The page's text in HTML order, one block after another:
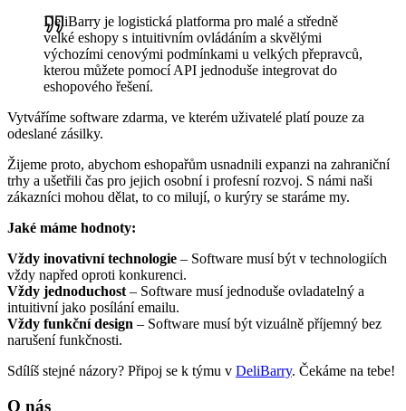
DeliBarry je logistická platforma pro malé a středně
velké eshopy s intuitivním ovládáním a skvělými
výchozími cenovými podmínkami u velkých přepravců,
kterou můžete pomocí API jednoduše integrovat do
eshopového řešení.
Vytváříme software zdarma, ve kterém uživatelé platí pouze za
odeslané zásilky.
Žijeme proto, abychom eshopařům usnadnili expanzi na zahraniční
trhy a ušetřili čas pro jejich osobní i profesní rozvoj. S námi naši
zákazníci mohou dělat, to co milují, o kurýry se staráme my.
Jaké máme hodnoty:
Vždy inovativní technologie – Software musí být v technologiích
vždy napřed oproti konkurenci.
Vždy jednoduchost – Software musí jednoduše ovladatelný a
intuitivní jako posílání emailu.
Vždy funkční design – Software musí být vizuálně příjemný bez
narušení funkčnosti.
Sdílíš stejné názory? Připoj se k týmu v DeliBarry. Čekáme na tebe!
O nás